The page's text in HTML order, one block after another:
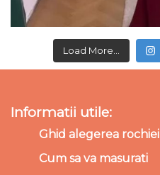
Load More...
Informatii utile:
Ghid alegerea rochiei
Cum sa va masurati